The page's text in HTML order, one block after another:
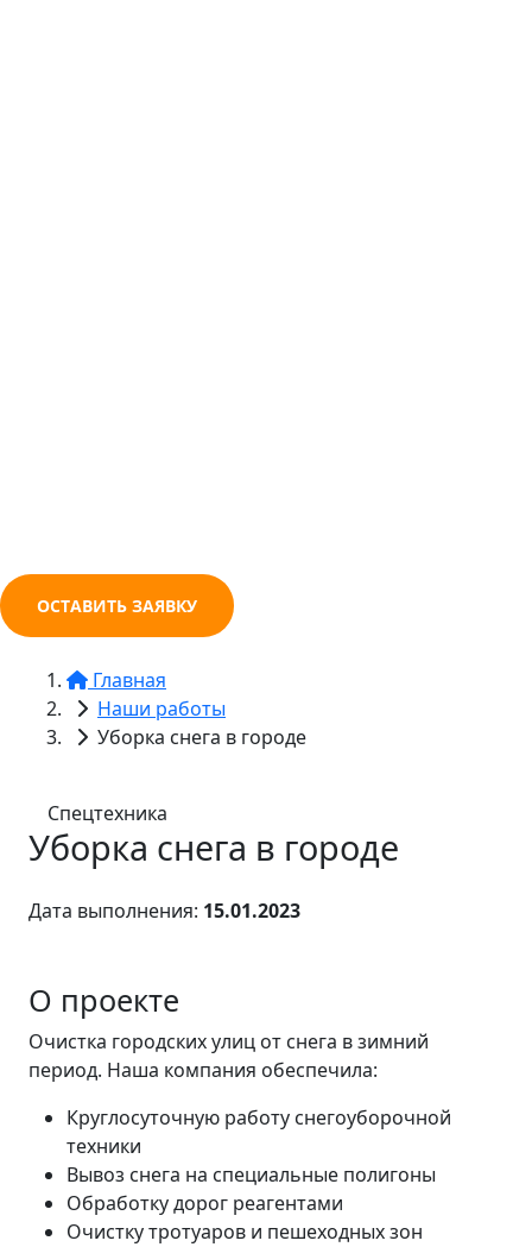
ОСТАВИТЬ ЗАЯВКУ
Главная
Наши работы
Уборка снега в городе
Спецтехника
Уборка снега в городе
Дата выполнения: 15.01.2023
О проекте
Очистка городских улиц от снега в зимний
период. Наша компания обеспечила:
Круглосуточную работу снегоуборочной
техники
Вывоз снега на специальные полигоны
Обработку дорог реагентами
Очистку тротуаров и пешеходных зон